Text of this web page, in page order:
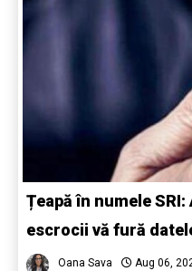
Țeapă în numele
escrocii vă fură
Oana Sava Aug 06,